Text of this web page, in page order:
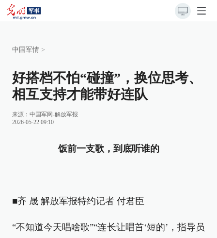
中国军情 >
好搭档不怕“碰撞”，换位思考、
相互支持才能带好连队
来源： 中国军网-解放军报
2026-05-22 09:10
饭前一支歌，到底听谁的
■齐 晟 解放军报特约记者 付君臣
“不知道今天唱啥歌”“连长让唱首‘短的’，指导员